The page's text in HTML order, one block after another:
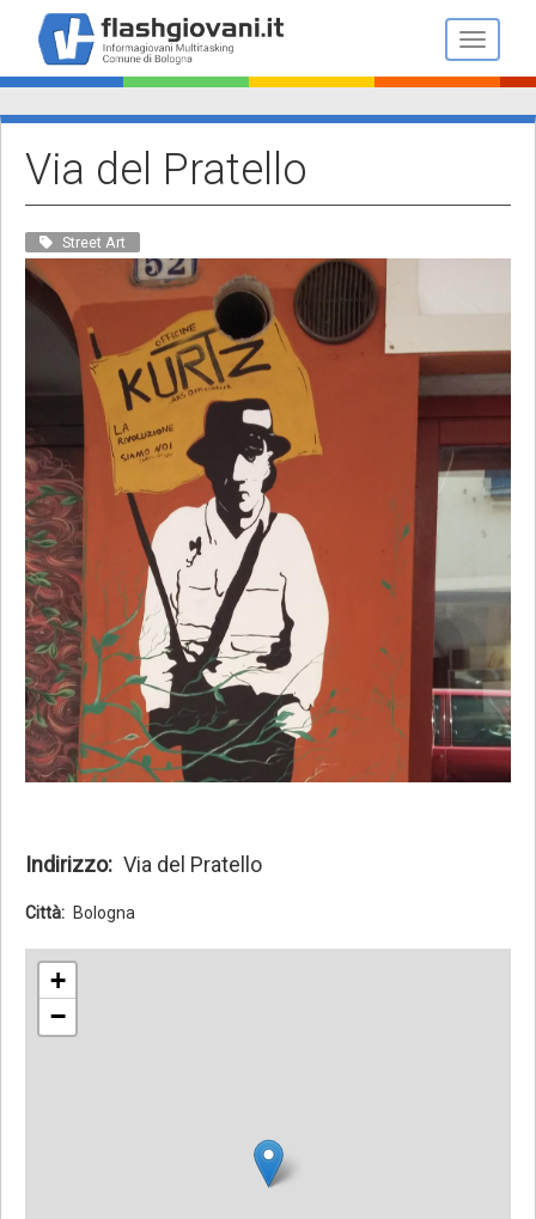
contenuto
principale
Toggle
Via del Pratello
Street Art
Indirizzo Via del Pratello
Città Bologna
+
−